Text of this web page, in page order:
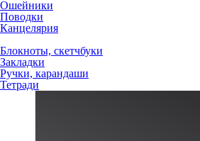
Ошейники
Поводки
Канцелярия
Блокноты, скетчбуки
Закладки
Ручки, карандаши
Тетради